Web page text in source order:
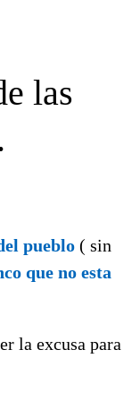
las
pueblo ( sin
que no esta
la excusa para